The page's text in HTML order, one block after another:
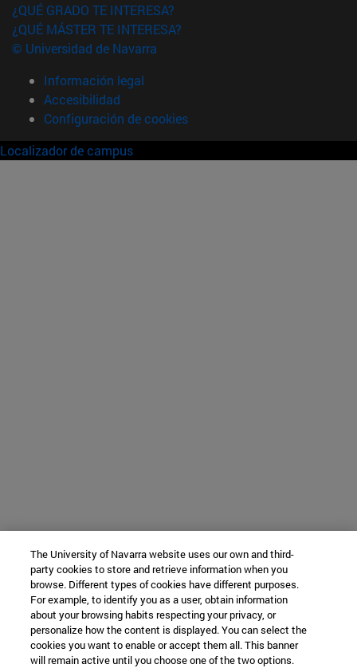
¿QUÉ GRADO TE INTERESA?
¿QUÉ MÁSTER TE INTERESA?
© Universidad de Navarra
Información legal
Accesibilidad
Configuración de cookies
Localizador de campus
The University of Navarra website uses our own and third-
party cookies to store and retrieve information when you
browse. Different types of cookies have different purposes.
For example, to identify you as a user, obtain information
about your browsing habits respecting your privacy, or
personalize how the content is displayed. You can select the
cookies you want to enable or accept them all. This banner
will remain active until you choose one of the two options.